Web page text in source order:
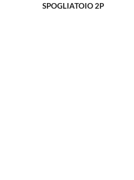
SPOGLIATOIO 2P